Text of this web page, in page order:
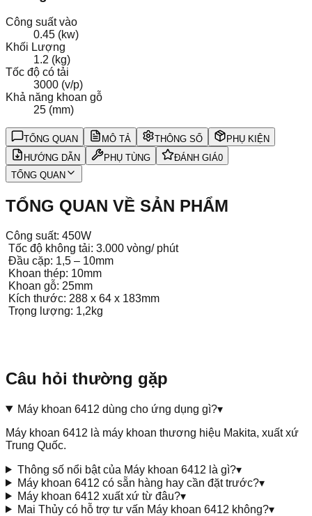
Công suất vào
0.45 (kw)
Khối Lượng
1.2 (kg)
Tốc độ có tải
3000 (v/p)
Khả năng khoan gỗ
25 (mm)
TỔNG QUAN MÔ TẢ THÔNG SỐ
PHỤ KIỆN
HƯỚNG DẪN
PHỤ TÙNG ĐÁNH GIÁ0
TỔNG QUAN
TỔNG QUAN VỀ SẢN PHẨM
Công suất: 450W
Tốc độ không tải: 3.000 vòng/ phút
Đầu cặp: 1,5 – 10mm
Khoan thép: 10mm
Khoan gỗ: 25mm
Kích thước: 288 x 64 x 183mm
Trọng lượng: 1,2kg
Câu hỏi thường gặp
Máy khoan 6412 dùng cho ứng dụng gì?▾
Máy khoan 6412 là máy khoan thương hiệu Makita, xuất xứ
Trung Quốc.
Thông số nổi bật của Máy khoan 6412 là gì?▾
Máy khoan 6412 có sẵn hàng hay cần đặt trước?▾
Máy khoan 6412 xuất xứ từ đâu?▾
Mai Thủy có hỗ trợ tư vấn Máy khoan 6412 không?▾